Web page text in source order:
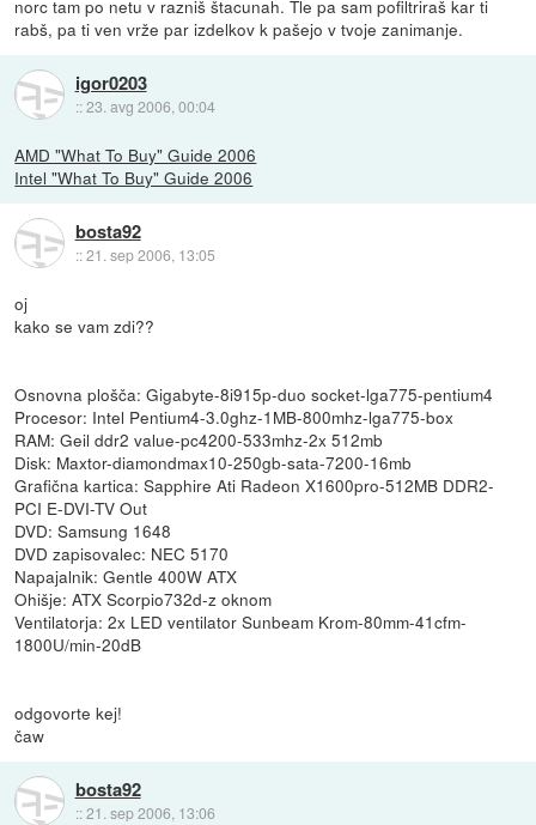
norc tam po netu v razniš štacunah. Tle pa sam pofiltriraš kar ti
rabš, pa ti ven vrže par izdelkov k pašejo v tvoje zanimanje.
igor0203
::23. avg 2006, 00:04
AMD "What To Buy" Guide 2006
Intel "What To Buy" Guide 2006
bosta92
::21. sep 2006, 13:05
oj
kako se vam zdi??
Osnovna plošča: Gigabyte-8i915p-duo socket-lga775-pentium4
Procesor: Intel Pentium4-3.0ghz-1MB-800mhz-lga775-box
RAM: Geil ddr2 value-pc4200-533mhz-2x 512mb
Disk: Maxtor-diamondmax10-250gb-sata-7200-16mb
Grafična kartica: Sapphire Ati Radeon X1600pro-512MB DDR2-
PCI E-DVI-TV Out
DVD: Samsung 1648
DVD zapisovalec: NEC 5170
Napajalnik: Gentle 400W ATX
Ohišje: ATX Scorpio732d-z oknom
Ventilatorja: 2x LED ventilator Sunbeam Krom-80mm-41cfm-
1800U/min-20dB
odgovorte kej!
čaw
bosta92
::21. sep 2006, 13:06